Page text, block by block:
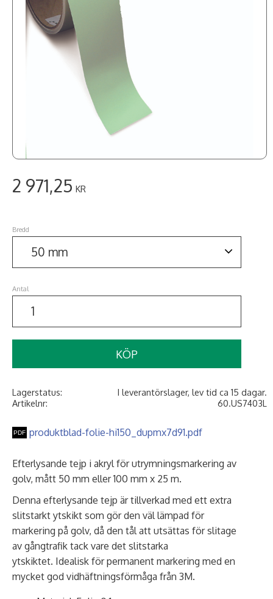
2 971,25 KR
Bredd
Antal
KÖP
Lagerstatus
I leverantörslager, lev tid ca 15 dagar.
Artikelnr
60.US7403L
produktblad-folie-hi150_dupmx7d91.pdf
Efterlysande tejp i akryl för utrymningsmarkering av
golv, mått 50 mm eller 100 mm x 25 m.
Denna efterlysande tejp är tillverkad med ett extra
slitstarkt ytskikt som gör den väl lämpad för
markering på golv, då den tål att utsättas för slitage
av gångtrafik tack vare det slitstarka
ytskiktet. Idealisk för permanent markering med en
mycket god vidhäftningsförmåga från 3M.